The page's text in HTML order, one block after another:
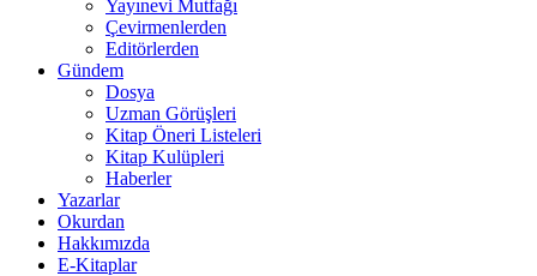
Yayınevi Mutfağı
Çevirmenlerden
Editörlerden
Gündem
Dosya
Uzman Görüşleri
Kitap Öneri Listeleri
Kitap Kulüpleri
Haberler
Yazarlar
Okurdan
Hakkımızda
E-Kitaplar